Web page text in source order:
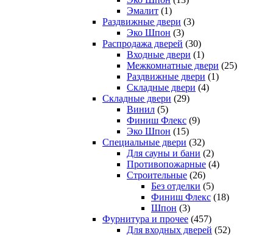
Эмалит (1)
Раздвижные двери (3)
Эко Шпон (3)
Распродажа дверей (30)
Входные двери (1)
Межкомнатные двери (25)
Раздвижные двери (1)
Складные двери (4)
Складные двери (29)
Винил (5)
Финиш Флекс (9)
Эко Шпон (15)
Специальные двери (32)
Для сауны и бани (2)
Противопожарные (4)
Строительные (26)
Без отделки (5)
Финиш Флекс (18)
Шпон (3)
Фурнитура и прочее (457)
Для входных дверей (52)